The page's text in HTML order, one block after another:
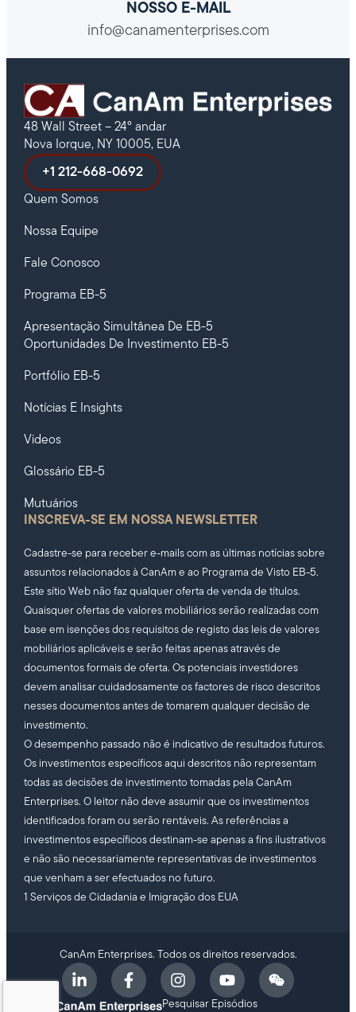
NOSSO E-MAIL
info@canamenterprises.com
48 Wall Street – 24º andar
Nova Iorque, NY 10005, EUA
+1 212-668-0692
Quem Somos
Nossa Equipe
Fale Conosco
Programa EB-5
Apresentação Simultânea De EB-5
Oportunidades De Investimento EB-5
Portfólio EB-5
Notícias E Insights
Videos
Glossário EB-5
Mutuários
INSCREVA-SE EM NOSSA NEWSLETTER
Cadastre-se para receber e-mails com as últimas notícias sobre
assuntos relacionados à CanAm e ao Programa de Visto EB-5.
Este sítio Web não faz qualquer oferta de venda de títulos.
Quaisquer ofertas de valores mobiliários serão realizadas com
base em isenções dos requisitos de registo das leis de valores
mobiliários aplicáveis e serão feitas apenas através de
documentos formais de oferta. Os potenciais investidores
devem analisar cuidadosamente os factores de risco descritos
nesses documentos antes de tomarem qualquer decisão de
investimento.
O desempenho passado não é indicativo de resultados futuros.
Os investimentos específicos aqui descritos não representam
todas as decisões de investimento tomadas pela CanAm
Enterprises. O leitor não deve assumir que os investimentos
identificados foram ou serão rentáveis. As referências a
investimentos específicos destinam-se apenas a fins ilustrativos
e não são necessariamente representativas de investimentos
que venham a ser efectuados no futuro.
1 Serviços de Cidadania e Imigração dos EUA
CanAm Enterprises. Todos os direitos reservados.
Pesquisar Episódios